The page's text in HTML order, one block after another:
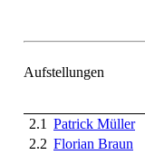
Aufstellungen
2.1 Patrick Müller
2.2 Florian Braun